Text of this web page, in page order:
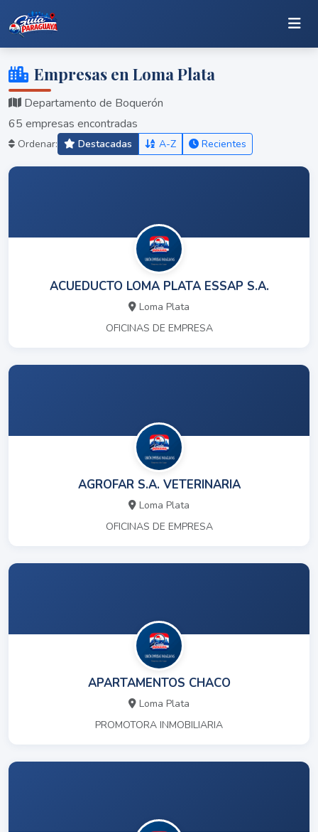
Empresas en Loma Plata
Departamento de Boquerón
65 empresas encontradas
Ordenar: Destacadas A-Z Recientes
ACUEDUCTO LOMA PLATA ESSAP S.A.
Loma Plata
OFICINAS DE EMPRESA
AGROFAR S.A. VETERINARIA
Loma Plata
OFICINAS DE EMPRESA
APARTAMENTOS CHACO
Loma Plata
PROMOTORA INMOBILIARIA